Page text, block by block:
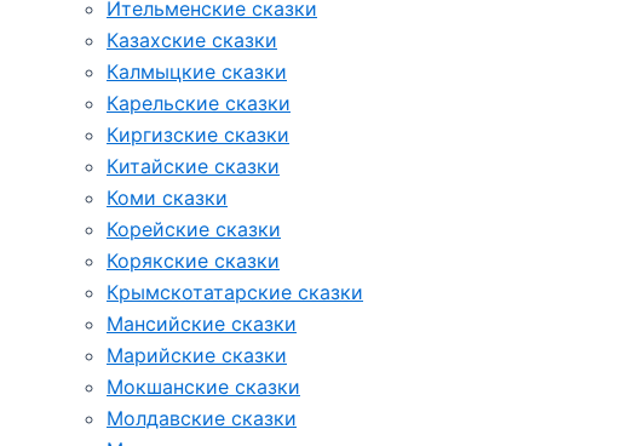
Ительменские сказки
Казахские сказки
Калмыцкие сказки
Карельские сказки
Киргизские сказки
Китайские сказки
Коми сказки
Корейские сказки
Корякские сказки
Крымскотатарские сказки
Мансийские сказки
Марийские сказки
Мокшанские сказки
Молдавские сказки